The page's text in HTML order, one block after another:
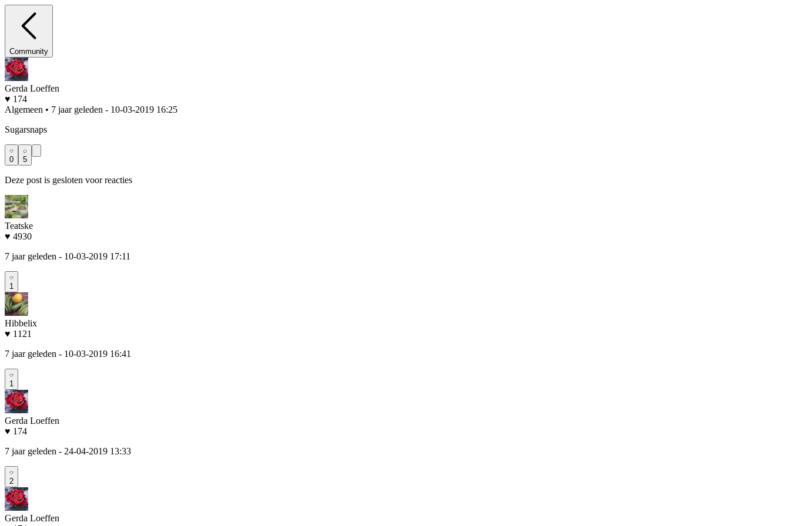
Community
Gerda Loeffen
♥ 174
Algemeen • 7 jaar geleden - 10-03-2019 16:25
Sugarsnaps
0 5
Deze post is gesloten voor reacties
Teatske
♥ 4930
7 jaar geleden - 10-03-2019 17:11
1
Hibbelix
♥ 1121
7 jaar geleden - 10-03-2019 16:41
1
Gerda Loeffen
♥ 174
7 jaar geleden - 24-04-2019 13:33
2
Gerda Loeffen